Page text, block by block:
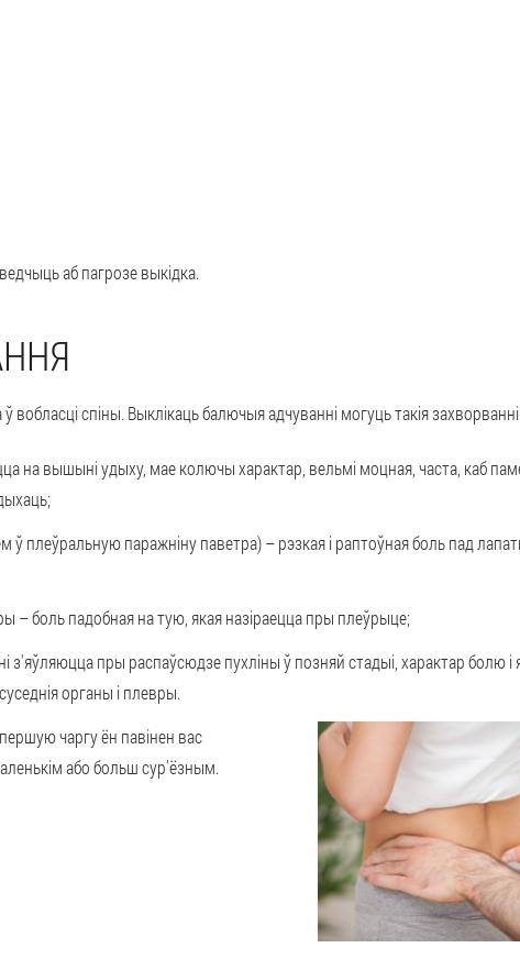
аб пагрозе выкідка.
спіны. Выклікаць балючыя адчуванні могуць такія захворванні:
на вышыні удыху, мае колючы характар, вельмі моцная, часта, каб
ў плеўральную паражніну паветра) – рэзкая і раптоўная боль пад
– боль падобная на тую, якая назіраецца пры плеўрыце;
з'яўляюцца пры распаўсюдзе пухліны ў позняй стадыі, характар болю і
органы і плевры.
чаргу ён павінен вас
або больш сур'ёзным.